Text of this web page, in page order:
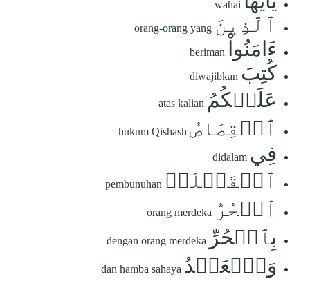
wahai
ٱلَّذِينَ orang-orang yang
ءَامَنُواْ beriman
كُتِبَ diwajibkan
عَلَيۡكُمُ atas kalian
ٱلۡقِصَاصُ hukum Qishash
فِي didalam
ٱلۡقَتۡلَىۖ pembunuhan
ٱلۡحُرُّ orang merdeka
بِٱلۡحُرِّ dengan orang merdeka
وَٱلۡعَبۡدُ dan hamba sahaya